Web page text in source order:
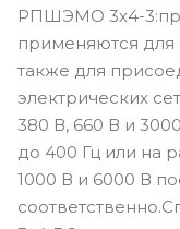
РПШЭМО 3х4-
применяются для
также для
электрических
380 В, 660 В и
до 400 Гц или на
1000 В и 6000 В